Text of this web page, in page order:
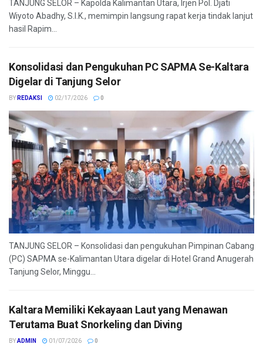
TANJUNG SELOR – Kapolda Kalimantan Utara, Irjen Pol. Djati
Wiyoto Abadhy, S.I.K., memimpin langsung rapat kerja tindak lanjut
hasil Rapim...
Konsolidasi dan Pengukuhan PC SAPMA Se-Kaltara
Digelar di Tanjung Selor
BY REDAKSI 02/17/2026 0
TANJUNG SELOR – Konsolidasi dan pengukuhan Pimpinan Cabang
(PC) SAPMA se-Kalimantan Utara digelar di Hotel Grand Anugerah
Tanjung Selor, Minggu...
Kaltara Memiliki Kekayaan Laut yang Menawan
Terutama Buat Snorkeling dan Diving
BYADMIN 01/07/2026 0